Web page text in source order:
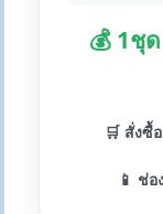
💰 1ชุ
🛒 สั่งซื้
📱 ช่